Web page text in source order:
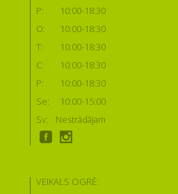
P:
10:00-18:30
O:
10:00-18:30
T:
10:00-18:30
C:
10:00-18:30
P:
10:00-18:30
Se:
10:00-15:00
Sv:
Nestrādājam
VEIKALS OGRĒ: